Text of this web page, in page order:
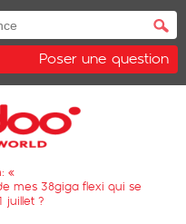
Poser une question
«
mes 38giga flexi qui se
juillet ?